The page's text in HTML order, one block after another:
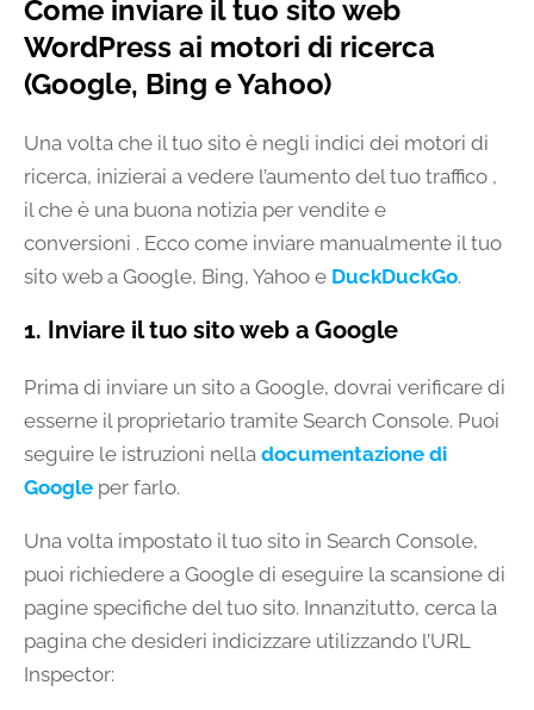
Come inviare il tuo sito web
WordPress ai motori di ricerca
(Google, Bing e Yahoo)
Una volta che il tuo sito è negli indici dei motori di
ricerca, inizierai a vedere l’aumento del tuo traffico ,
il che è una buona notizia per vendite e
conversioni . Ecco come inviare manualmente il tuo
sito web a Google, Bing, Yahoo e DuckDuckGo.
1. Inviare il tuo sito web a Google
Prima di inviare un sito a Google, dovrai verificare di
esserne il proprietario tramite Search Console. Puoi
seguire le istruzioni nella documentazione di
Google per farlo.
Una volta impostato il tuo sito in Search Console,
puoi richiedere a Google di eseguire la scansione di
pagine specifiche del tuo sito. Innanzitutto, cerca la
pagina che desideri indicizzare utilizzando l’URL
Inspector: